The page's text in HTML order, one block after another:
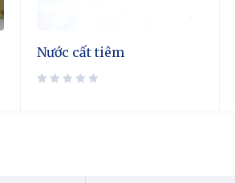
Nước cất tiêm